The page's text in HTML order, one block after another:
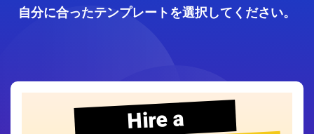
自分に合ったテンプレートを選択してください。
Hire a